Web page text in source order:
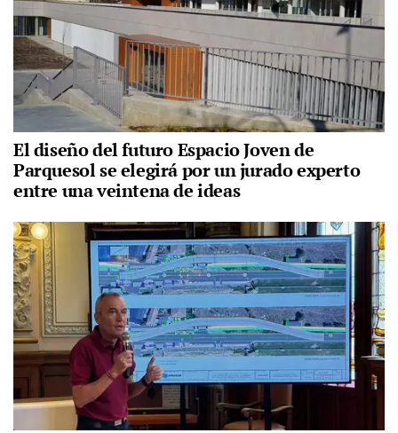
El diseño del futuro Espacio Joven de
Parquesol se elegirá por un jurado experto
entre una veintena de ideas